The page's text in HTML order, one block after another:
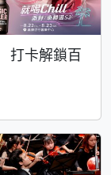
打卡解鎖百